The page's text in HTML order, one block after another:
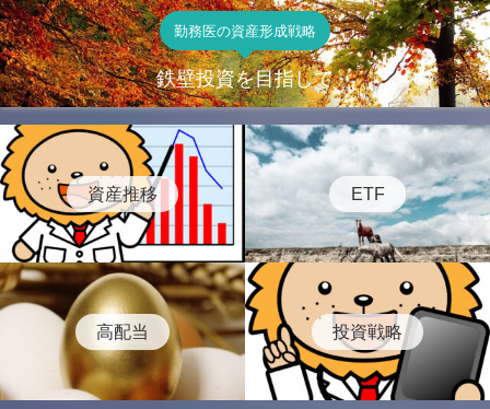
勤務医の資産形成戦略
鉄壁投資を目指して
資産推移 ETF
高配当 投資戦略